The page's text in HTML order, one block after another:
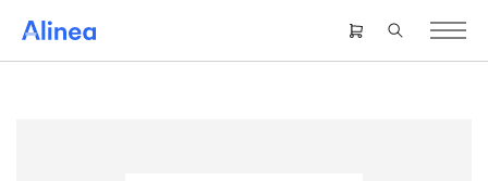
hovedindhold
Header
right